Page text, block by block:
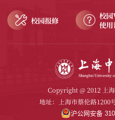
校园报修
校
使
Copyright @ 2012 上
地址：上海市蔡伦路1200
沪公网安备